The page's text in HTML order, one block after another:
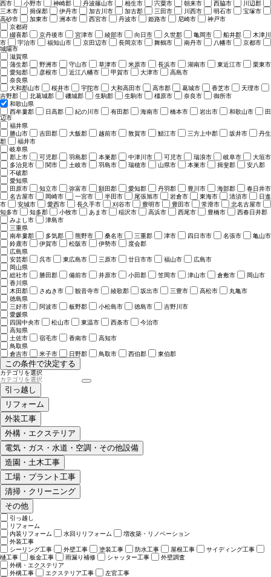
西市 小野市 神崎郡 丹波篠山市 相生市 宍粟市 朝来市 西脇市
川辺郡
三木市
揖保郡 伊丹市 加古川市 加古郡 三田市 川西市 明石市
宝塚市
高砂市
加東市 洲本市 西宮市 丹波市 姫路市 尼崎市
神戸市
京都府
綴喜郡
京丹後市 宮津市 綾部市 向日市 久世郡 亀岡市 船井郡
木津川
市
宇治市 福知山市 京田辺市 長岡京市 舞鶴市 南丹市 八幡市
京都市
城陽市
滋賀県
蒲生郡
野洲市 守山市 草津市 米原市 長浜市 湖南市 東近江市
栗東市
愛知郡
彦根市 近江八幡市 甲賀市 大津市
高島市
奈良県
大和郡山市
桜井市 宇陀市 大和高田市 高市郡 葛城市 香芝市
天理市
吉野郡
北葛城郡 磯城郡 生駒郡 生駒市 橿原市 奈良市
御所市
和歌山県
西牟婁郡
日高郡 紀の川市 有田郡 海南市 橋本市 岩出市 和歌山市
田
辺市
福井県
勝山市
吉田郡 大飯郡 越前市 敦賀市 鯖江市 三方上中郡 坂井市
丹生
郡
福井市
岐阜県
郡上市
可児郡 羽島郡 本巣郡 中津川市 可児市 瑞浪市 岐阜市
大垣市
多治見市
関市 土岐市 羽島市 瑞穂市 山県市 本巣市 揖斐郡
安八郡
不破郡
愛知県
田原市
知立市 弥富市 額田郡 愛知郡 丹羽郡 豊川市 海部郡
春日井市
名古屋市
岡崎市 一宮市 半田市 尾張旭市 岩倉市 東海市 清須市
日進
市
安城市 愛西市 長久手市 刈谷市 豊明市 豊田市 常滑市
北名古屋市
知多市
知多郡 小牧市 あま市 稲沢市 高浜市 西尾市 豊橋市
西春日井郡
みよし市
津島市
三重県
南牟婁郡
多気郡 熊野市 桑名市 三重郡 津市 四日市市 名張市
亀山市
鈴鹿市
伊賀市 松阪市 伊勢市
度会郡
広島県
安芸郡
呉市 東広島市 三原市 廿日市市 福山市
広島市
岡山県
総社市
勝田郡 備前市 井原市 小田郡 笠岡市 津山市 倉敷市
岡山市
香川県
木田郡
さぬき市 観音寺市 綾歌郡 坂出市 三豊市 高松市
丸亀市
徳島県
三好市
阿波市 板野郡 小松島市 徳島市
吉野川市
愛媛県
四国中央市
松山市 東温市 西条市
今治市
高知県
土佐市
宿毛市 香南市
高知市
鳥取県
倉吉市
米子市 日野郡 鳥取市 西伯郡 東伯郡
この条件で決定する
カテゴリを選択
引っ越し
リフォーム
外装工事
外構・エクステリア
電気・ガス・水道・空調・その他設備
造園・土木工事
工場・プラント工事
清掃・クリーニング
その他
引っ越し
リフォーム
内装リフォーム
水回りリフォーム
増改築・リノベーション
外装工事
シーリング工事
外壁工事 塗装工事 防水工事 屋根工事
サイディング工事
樋工事
板金工事 雨漏り補修 シャッター工事
外壁調査
外構・エクステリア
外構工事
エクステリア工事
左官工事